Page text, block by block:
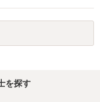
た一切の事情が判断対
て（ただし理路整然
シュバック」とのこと
診断基準に合致した説
るところです。、もし
ん法律知識も要求さ
を探す